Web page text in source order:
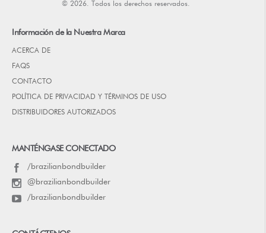
© 2026. Todos los derechos reservados.
Información de la Nuestra Marca
ACERCA DE
FAQS
CONTACTO
POLÍTICA DE PRIVACIDAD Y TÉRMINOS DE USO
DISTRIBUIDORES AUTORIZADOS
MANTÉNGASE CONECTADO
/brazilianbondbuilder
@brazilianbondbuilder
/brazilianbondbuilder